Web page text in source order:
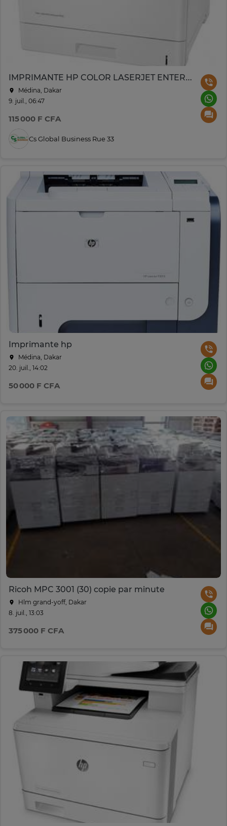
IMPRIMANTE HP COLOR LASERJET ENTERPRISE M553
Médina, Dakar
9. juil., 06:47
115 000 F CFA
Cs Global Business Rue 33
Imprimante hp
Médina, Dakar
20. juil., 14:02
50 000 F CFA
Ricoh MPC 3001 (30) copie par minute
Hlm grand-yoff, Dakar
8. juil., 13:03
375 000 F CFA